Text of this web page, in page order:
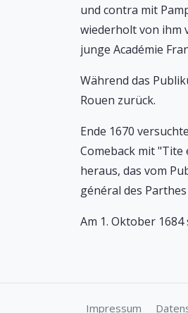
und contra mit
wiederholt von ihm
junge Académie
Während das
Rouen zurück.
Ende 1670
Comeback mit "Tite
heraus, das vom
général des
Am 1. Oktober
Impressum